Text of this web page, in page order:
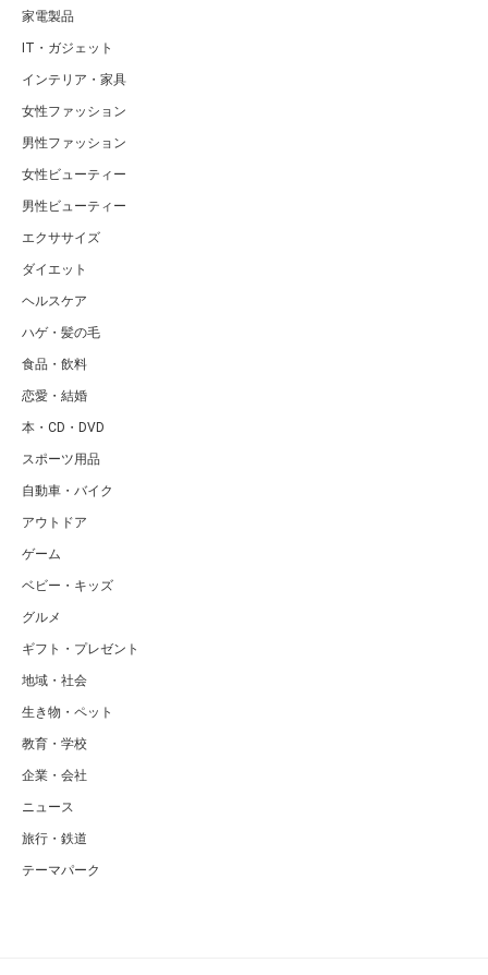
家電製品
IT・ガジェット
インテリア・家具
女性ファッション
男性ファッション
女性ビューティー
男性ビューティー
エクササイズ
ダイエット
ヘルスケア
ハゲ・髪の毛
食品・飲料
恋愛・結婚
本・CD・DVD
スポーツ用品
自動車・バイク
アウトドア
ゲーム
ベビー・キッズ
グルメ
ギフト・プレゼント
地域・社会
生き物・ペット
教育・学校
企業・会社
ニュース
旅行・鉄道
テーマパーク